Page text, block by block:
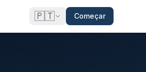
🇵🇹 Começar